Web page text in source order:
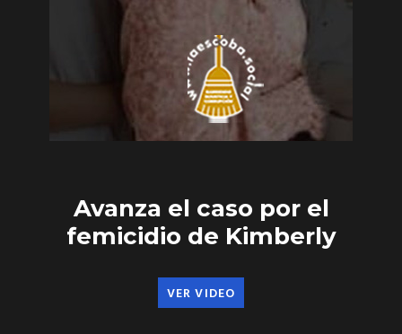
Avanza el caso por el
femicidio de Kimberly
VER VIDEO